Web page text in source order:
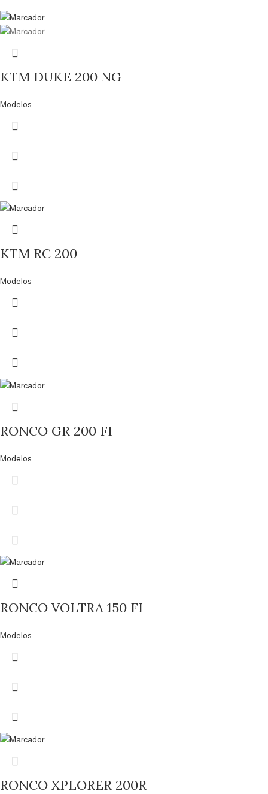
KTM DUKE 200 NG
Modelos
KTM RC 200
Modelos
RONCO GR 200 FI
Modelos
RONCO VOLTRA 150 FI
Modelos
RONCO XPLORER 200R